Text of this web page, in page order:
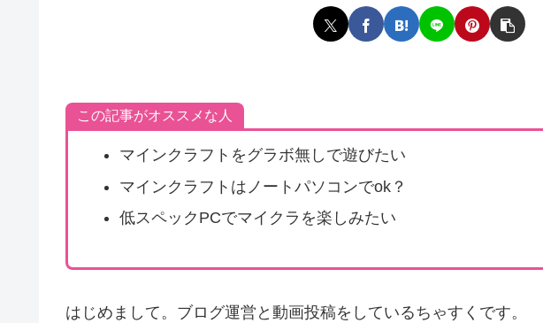
この記事がオススメな人
マインクラフトをグラボ無しで遊びたい
マインクラフトはノートパソコンでok？
低スペックPCでマイクラを楽しみたい
はじめまして。ブログ運営と動画投稿をしているちゃすくです。